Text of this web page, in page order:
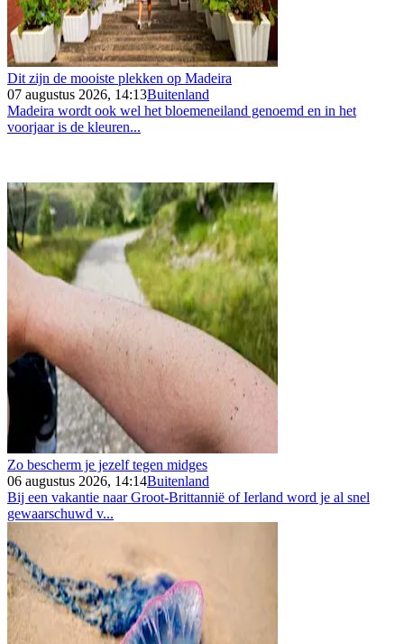
Dit zijn de mooiste plekken op Madeira
07 augustus 2026, 14:13Buitenland
Madeira wordt ook wel het bloemeneiland genoemd en in het
voorjaar is de kleuren...
Zo bescherm je jezelf tegen midges
06 augustus 2026, 14:14Buitenland
Bij een vakantie naar Groot-Brittannië of Ierland word je al snel
gewaarschuwd v...